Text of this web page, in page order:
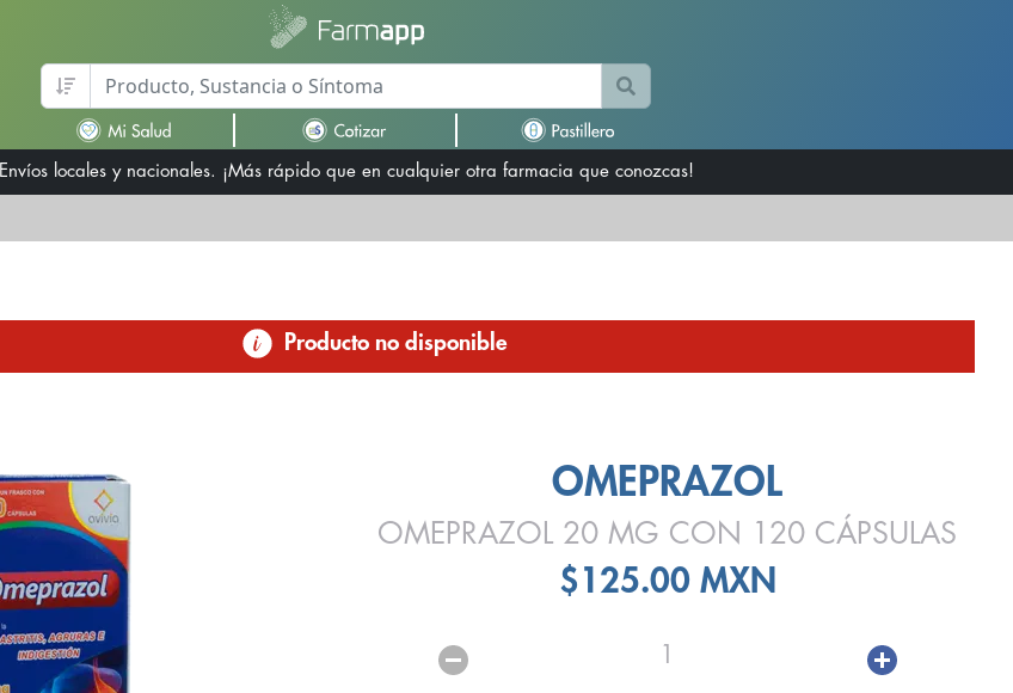
Envíos locales y nacionales. ¡Más rápido que en cualquier otra farmacia que conozcas!
Producto no disponible
OMEPRAZOL
OMEPRAZOL 20 MG CON 120 CÁPSULAS
$125.00 MXN
1